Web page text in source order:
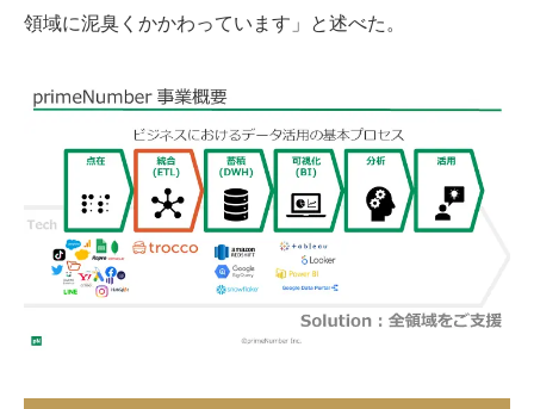
領域に泥臭くかかわっています」と述べた。